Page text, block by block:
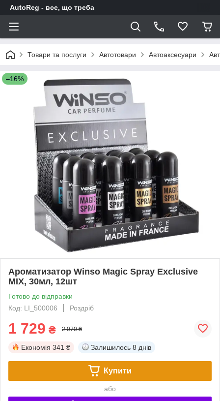
AutoReg - все, що треба
Товари та послуги Автотовари Автоаксесуари
–16%
Ароматизатор Winso Magic Spray Exclusive
MIX, 30мл, 12шт
Готово до відправки
Код: LI_500006
Роздріб
1 729 ₴ 2 070 ₴
Економія 341 ₴ Залишилось 8 днів
Купити
або